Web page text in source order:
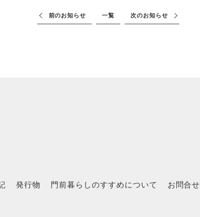
前のお知らせ 一覧 次のお知らせ
発行物 門前暮らしのすすめについて お問合せ